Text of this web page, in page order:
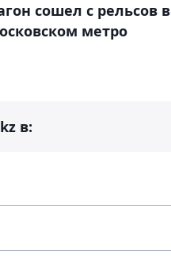
сошел с рельсов в
метро
в: